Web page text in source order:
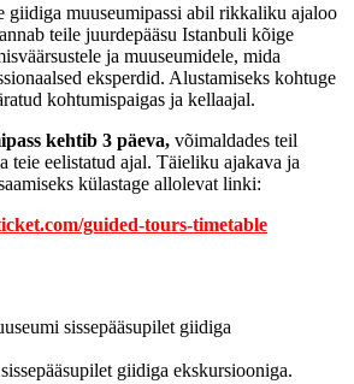
giidiga muuseumipassi abil rikkaliku ajaloo
teile juurdepääsu Istanbuli kõige
ja muuseumidele, mida
eksperdid. Alustamiseks kohtuge
kohtumispaigas ja kellaajal.
kehtib 3 päeva, võimaldades teil
teie eelistatud ajal. Täieliku ajakava ja
külastage allolevat linki:
guided-tours-timetable
sissepääsupilet giidiga
giidiga ekskursiooniga.